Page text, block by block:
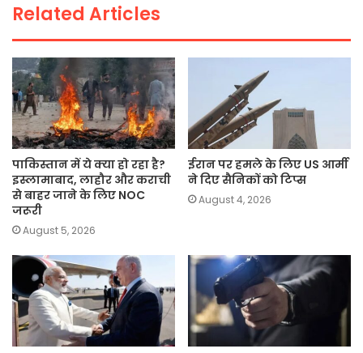
k
Related Articles
पाकिस्तान में ये क्या हो रहा है?
इस्लामाबाद, लाहौर और कराची
से बाहर जाने के लिए NOC
जरूरी
August 5, 2026
ईरान पर हमले के लिए US आर्मी
ने दिए सैनिकों को टिप्स
August 4, 2026